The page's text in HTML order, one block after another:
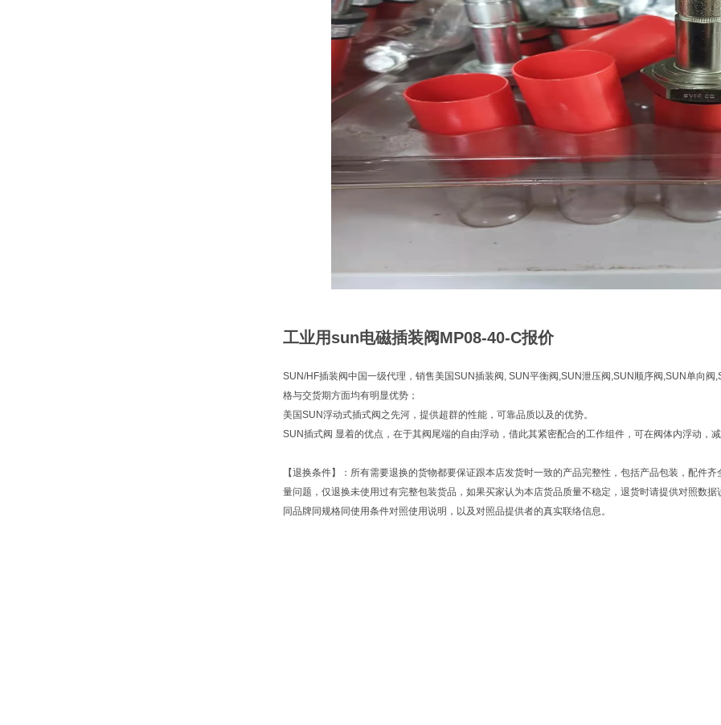
工业用sun电磁插装阀MP08-40-C报价
SUN/HF插装阀中国一级代理，销售美国SUN插装阀, SUN平衡阀,SUN泄压阀,SUN顺序阀,SUN单向
格与交货期方面均有明显优势；
美国SUN浮动式插式阀之先河，提供超群的性能，可靠品质以及的优势。
SUN插式阀 显着的优点，在于其阀尾端的自由浮动，借此其紧密配合的工作组件，可在阀体内浮动，
【退换条件】：所有需要退换的货物都要保证跟本店发货时一致的产品完整性，包括产品包装，配件
量问题，仅退换未使用过有完整包装货品，如果买家认为本店货品质量不稳定，退货时请提供对照数
同品牌同规格同使用条件对照使用说明，以及对照品提供者的真实联络信息。